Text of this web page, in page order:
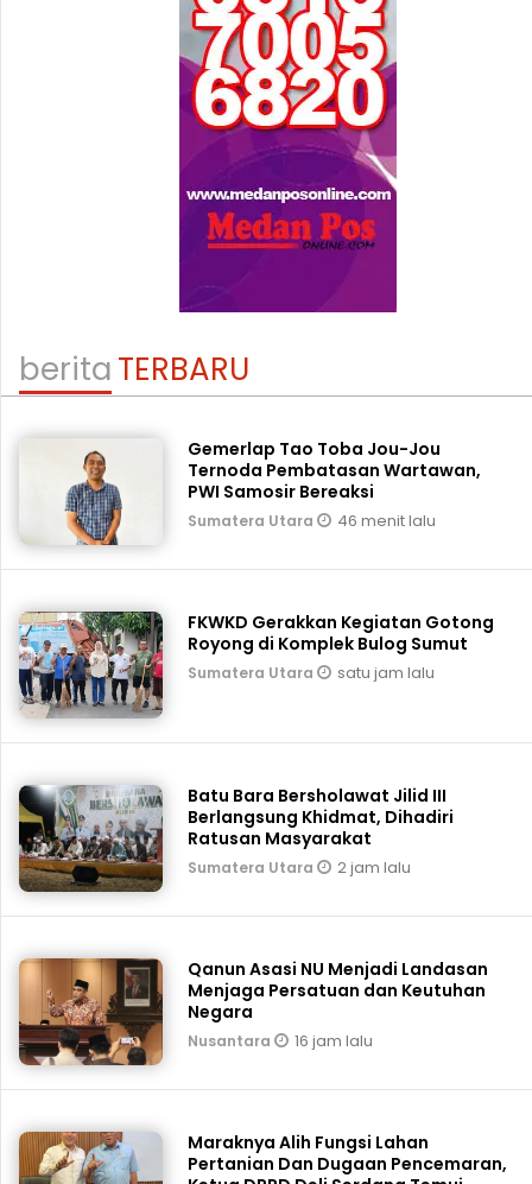
beritaTERBARU
Gemerlap Tao Toba Jou-Jou
Ternoda Pembatasan Wartawan,
PWI Samosir Bereaksi
Sumatera Utara 46 menit lalu
FKWKD Gerakkan Kegiatan Gotong
Royong di Komplek Bulog Sumut
Sumatera Utara satu jam lalu
Batu Bara Bersholawat Jilid III
Berlangsung Khidmat, Dihadiri
Ratusan Masyarakat
Sumatera Utara 2 jam lalu
Qanun Asasi NU Menjadi Landasan
Menjaga Persatuan dan Keutuhan
Negara
Nusantara 16 jam lalu
Maraknya Alih Fungsi Lahan
Pertanian Dan Dugaan Pencemaran,